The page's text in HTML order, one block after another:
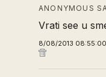
ANONYMOUS
Vrati see u
8/08/2013